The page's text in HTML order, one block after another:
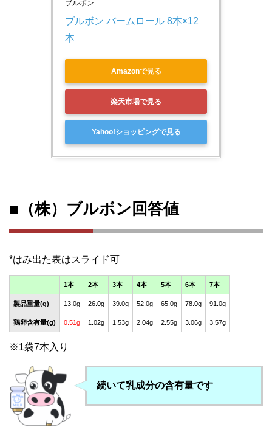
ブルボン
ブルボン バームロール 8本×12
本
Amazonで見る
楽天市場で見る
Yahoo!ショッピングで見る
■（株）ブルボン回答値
1本 2本 3本 4本 5本 6本 7本
製品重量(g) 13.0g 26.0g 39.0g 52.0g 65.0g 78.0g 91.0g
鶏卵含有量(g) 0.51g 1.02g 1.53g 2.04g 2.55g 3.06g 3.57g
※1袋7本入り
続いて乳成分の含有量です